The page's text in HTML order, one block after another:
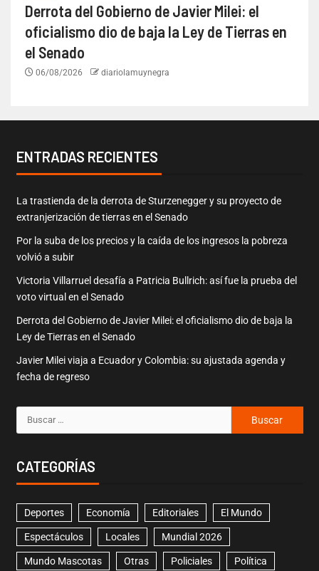
Derrota del Gobierno de Javier Milei: el
oficialismo dio de baja la Ley de Tierras en
el Senado
06/08/2026 diariolamuynegra
ENTRADAS RECIENTES
La trastienda de la derrota de Sturzenegger y su proyecto de
extranjerización de tierras en el Senado
Por la suba de los precios y la caída de los ingresos la pobreza
volvió a subir
Victoria Villarruel desafía a Patricia Bullrich: así fue la prueba del
voto virtual en el Senado
Derrota del Gobierno de Javier Milei: el oficialismo dio de baja la
Ley de Tierras en el Senado
Javier Milei viaja a Ecuador y Colombia: su ajustada agenda y
fecha de regreso
CATEGORÍAS
Deportes Economía Editoriales El Mundo
Espectáculos Locales Mundial 2026
Mundo Mascotas Otras Policiales Política